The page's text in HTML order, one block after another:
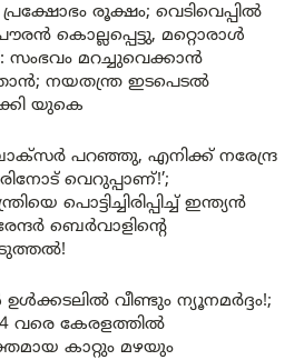
രൂക്ഷം; വെടിവെപ്പിൽ
പൗരൻ കൊല്ലപ്പെട്ടു, മറ്റൊരാൾ
സംഭവം മറച്ചുവെക്കാൻ
നയതന്ത്ര ഇടപെടൽ
യുകെ
പറഞ്ഞു, എനിക്ക് നരേന്ദ്ര
വെറുപ്പാണ്!’;
പൊട്ടിച്ചിരിപ്പിച്ച് ഇന്ത്യൻ
ബെർവാളിന്റെ
വീണ്ടും ന്യൂനമർദ്ദം!;
വരെ കേരളത്തിൽ
കാറ്റും മഴയും